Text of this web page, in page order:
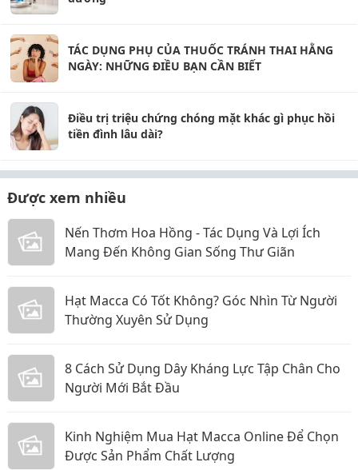
TÁC DỤNG PHỤ CỦA THUỐC TRÁNH THAI HẰNG
NGÀY: NHỮNG ĐIỀU BẠN CẦN BIẾT
Điều trị triệu chứng chóng mặt khác gì phục hồi
tiền đình lâu dài?
Được xem nhiều
Nến Thơm Hoa Hồng - Tác Dụng Và Lợi Ích
Mang Đến Không Gian Sống Thư Giãn
Hạt Macca Có Tốt Không? Góc Nhìn Từ Người
Thường Xuyên Sử Dụng
8 Cách Sử Dụng Dây Kháng Lực Tập Chân Cho
Người Mới Bắt Đầu
Kinh Nghiệm Mua Hạt Macca Online Để Chọn
Được Sản Phẩm Chất Lượng